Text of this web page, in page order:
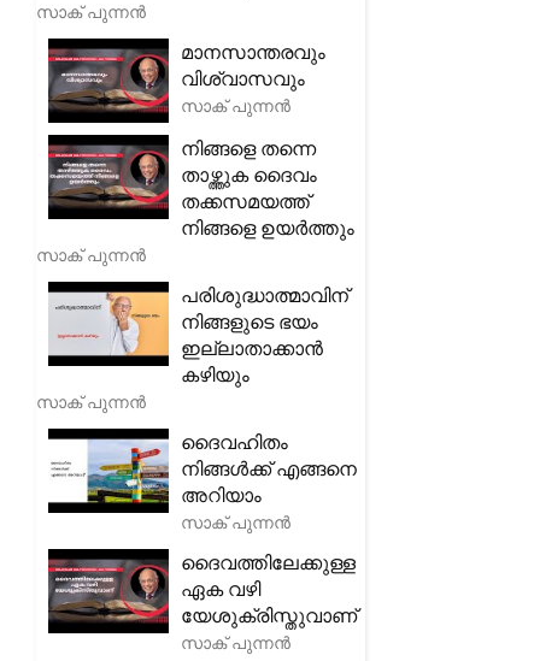
സാക് പുന്നൻ
മാനസാന്തരവും
വിശ്വാസവും
സാക് പുന്നൻ
നിങ്ങളെ തന്നെ
താഴ്ത്തുക ദൈവം
തക്കസമയത്ത്
നിങ്ങളെ ഉയർത്തും
സാക് പുന്നൻ
പരിശുദ്ധാത്മാവിന്
നിങ്ങളുടെ ഭയം
ഇല്ലാതാക്കാൻ
കഴിയും
സാക് പുന്നൻ
ദൈവഹിതം
നിങ്ങൾക്ക് എങ്ങനെ
അറിയാം
സാക് പുന്നൻ
ദൈവത്തിലേക്കുള്ള
ഏക വഴി
യേശുക്രിസ്തുവാണ്
സാക് പുന്നൻ